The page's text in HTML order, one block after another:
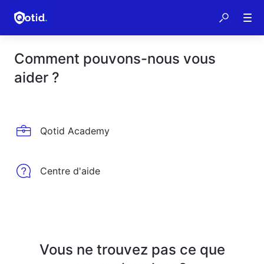
Comment pouvons-nous vous
aider ?
Qotid Academy
Centre d'aide
Vous ne trouvez pas ce que